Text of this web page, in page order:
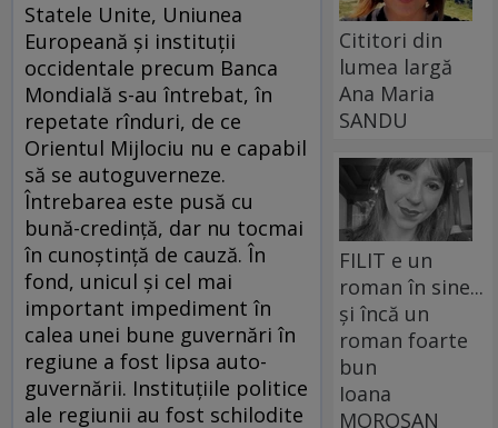
Statele Unite, Uniunea
Europeană și instituții
occidentale precum Banca
Mondială s-au întrebat, în
repetate rînduri, de ce
Orientul Mijlociu nu e capabil
să se autoguverneze.
Întrebarea este pusă cu
bună-credință, dar nu tocmai
în cunoștință de cauză. În
fond, unicul și cel mai
important impediment în
calea unei bune guvernări în
regiune a fost lipsa auto-
guvernării. Instituțiile politice
ale regiunii au fost schilodite
Cititori din
lumea largă
Ana Maria
SANDU
FILIT e un
roman în sine...
și încă un
roman foarte
bun
Ioana
MOROȘAN